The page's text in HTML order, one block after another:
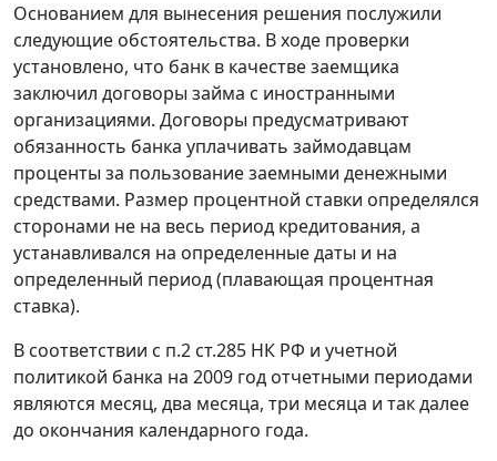
Основанием для вынесения решения послужили
следующие обстоятельства. В ходе проверки
установлено, что банк в качестве заемщика
заключил договоры займа с иностранными
организациями. Договоры предусматривают
обязанность банка уплачивать займодавцам
проценты за пользование заемными денежными
средствами. Размер процентной ставки определялся
сторонами не на весь период кредитования, а
устанавливался на определенные даты и на
определенный период (плавающая процентная
ставка).
В соответствии с п.2 ст.285 НК РФ и учетной
политикой банка на 2009 год отчетными периодами
являются месяц, два месяца, три месяца и так далее
до окончания календарного года.